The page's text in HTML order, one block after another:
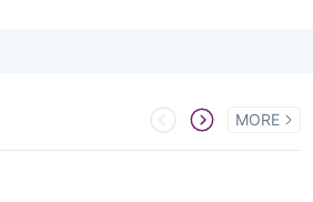
MORE